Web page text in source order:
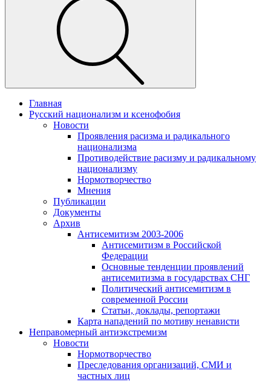
Главная
Русский национализм и ксенофобия
Новости
Проявления расизма и радикального
национализма
Противодействие расизму и радикальному
национализму
Нормотворчество
Мнения
Публикации
Документы
Архив
Антисемитизм 2003-2006
Антисемитизм в Российской
Федерации
Основные тенденции проявлений
антисемитизма в государствах СНГ
Политический антисемитизм в
современной России
Статьи, доклады, репортажи
Карта нападений по мотиву ненависти
Неправомерный антиэкстремизм
Новости
Нормотворчество
Преследования организаций, СМИ и
частных лиц